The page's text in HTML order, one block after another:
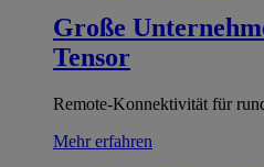
Große
Tensor
Remote-Konnektivität für
Mehr erfahren